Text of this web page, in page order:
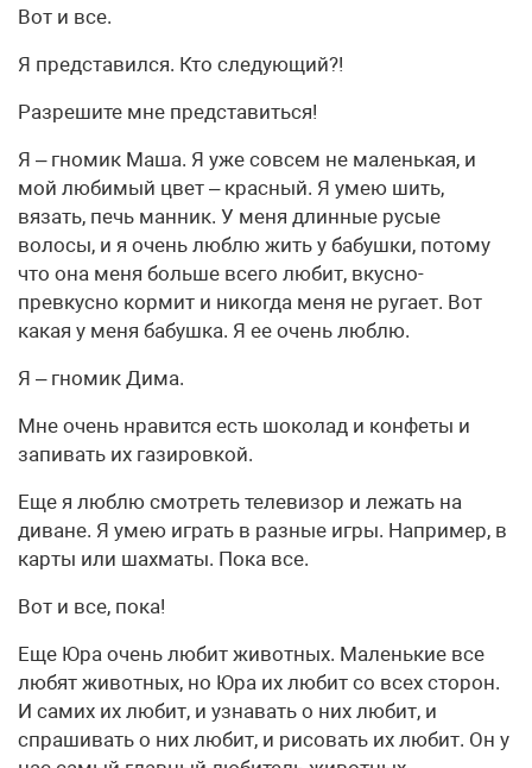
Вот и все.
Я представился. Кто следующий?!
Разрешите мне представиться!
Я – гномик Маша. Я уже совсем не маленькая, и
мой любимый цвет – красный. Я умею шить,
вязать, печь манник. У меня длинные русые
волосы, и я очень люблю жить у бабушки, потому
что она меня больше всего любит, вкусно-
превкусно кормит и никогда меня не ругает. Вот
какая у меня бабушка. Я ее очень люблю.
Я – гномик Дима.
Мне очень нравится есть шоколад и конфеты и
запивать их газировкой.
Еще я люблю смотреть телевизор и лежать на
диване. Я умею играть в разные игры. Например, в
карты или шахматы. Пока все.
Вот и все, пока!
Еще Юра очень любит животных. Маленькие все
любят животных, но Юра их любит со всех сторон.
И самих их любит, и узнавать о них любит, и
спрашивать о них любит, и рисовать их любит. Он у